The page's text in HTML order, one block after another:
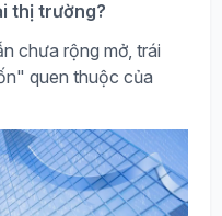
thị trường?
chưa rộng mở, trái
quen thuộc của